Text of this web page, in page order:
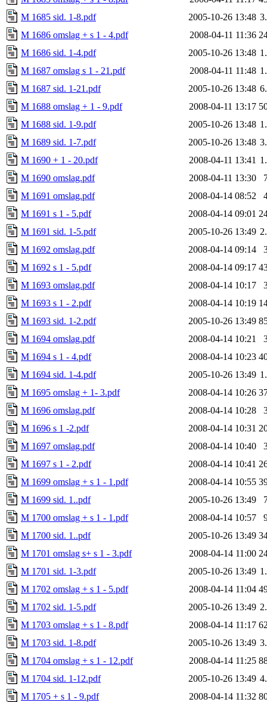
M 1685 sid. 1-8.pdf
2005-10-26 13:48
M 1686 omslag + s 1 - 4.pdf
2008-04-11 11:36
M 1686 sid. 1-4.pdf
2005-10-26 13:48
M 1687 omslag s 1 - 21.pdf
2008-04-11 11:48
M 1687 sid. 1-21.pdf
2005-10-26 13:48
M 1688 omslag + 1 - 9.pdf
2008-04-11 13:17
M 1688 sid. 1-9.pdf
2005-10-26 13:48
M 1689 sid. 1-7.pdf
2005-10-26 13:48
M 1690 + 1 - 20.pdf
2008-04-11 13:41
M 1690 omslag.pdf
2008-04-11 13:30
M 1691 omslag.pdf
2008-04-14 08:52
M 1691 s 1 - 5.pdf
2008-04-14 09:01
M 1691 sid. 1-5.pdf
2005-10-26 13:49
M 1692 omslag.pdf
2008-04-14 09:14
M 1692 s 1 - 5.pdf
2008-04-14 09:17
M 1693 omslag.pdf
2008-04-14 10:17
M 1693 s 1 - 2.pdf
2008-04-14 10:19
M 1693 sid. 1-2.pdf
2005-10-26 13:49
M 1694 omslag.pdf
2008-04-14 10:21
M 1694 s 1 - 4.pdf
2008-04-14 10:23
M 1694 sid. 1-4.pdf
2005-10-26 13:49
M 1695 omslag + 1- 3.pdf
2008-04-14 10:26
M 1696 omslag.pdf
2008-04-14 10:28
M 1696 s 1 -2.pdf
2008-04-14 10:31
M 1697 omslag.pdf
2008-04-14 10:40
M 1697 s 1 - 2.pdf
2008-04-14 10:41
M 1699 omslag + s 1 - 1.pdf
2008-04-14 10:55
M 1699 sid. 1..pdf
2005-10-26 13:49
M 1700 omslag + s 1 - 1.pdf
2008-04-14 10:57
M 1700 sid. 1..pdf
2005-10-26 13:49
M 1701 omslag s+ s 1 - 3.pdf
2008-04-14 11:00
M 1701 sid. 1-3.pdf
2005-10-26 13:49
M 1702 omslag + s 1 - 5.pdf
2008-04-14 11:04
M 1702 sid. 1-5.pdf
2005-10-26 13:49
M 1703 omslag + s 1 - 8.pdf
2008-04-14 11:17
M 1703 sid. 1-8.pdf
2005-10-26 13:49
M 1704 omslag + s 1 - 12.pdf
2008-04-14 11:25
M 1704 sid. 1-12.pdf
2005-10-26 13:49
M 1705 + s 1 - 9.pdf
2008-04-14 11:32